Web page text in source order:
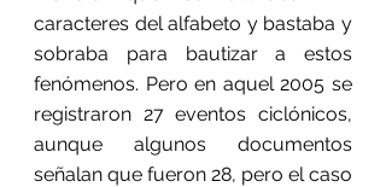
caracteres del alfabeto y bastaba y
sobraba para bautizar a estos
fenómenos. Pero en aquel 2005 se
registraron 27 eventos ciclónicos,
aunque algunos documentos
señalan que fueron 28, pero el caso